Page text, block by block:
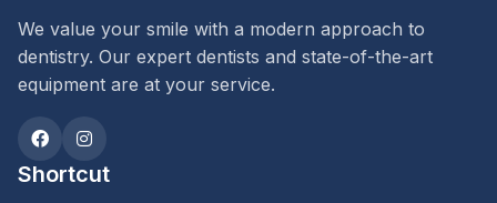
We value your smile with a modern approach to
dentistry. Our expert dentists and state-of-the-art
equipment are at your service.
Shortcut